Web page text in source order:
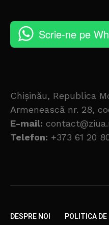
Scrie-ne pe
Chișinău, Republica
Armenească nr. 28,
E-mail:
Telefon: +373 61 20
DESPRE NOI
POLITICA